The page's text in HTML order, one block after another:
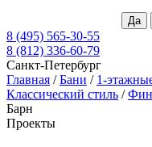
8 (495) 565-30-55
8 (812) 336-60-79
Санкт-Петербург
Главная /Бани / 1-
Классический стиль /
Барн
Проекты